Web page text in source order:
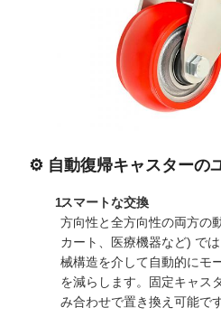
⚙️ 自動復帰キャスターの
スマートな交換
方向性と全方向性の両方の
カート、医療機器など) で
械構造を介して自動的にモ
を減らします。固定キャス
み合わせで置き換え可能です